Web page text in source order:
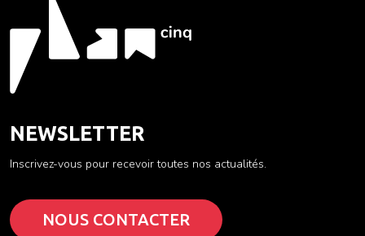
NEWSLETTER
Inscrivez-vous pour recevoir toutes nos actualités.
NOUS CONTACTER